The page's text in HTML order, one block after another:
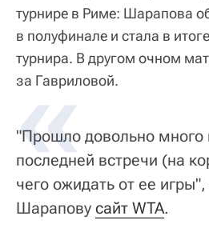
турнире в Риме: Шарапова
в полуфинале и стала в
турнира. В другом очном
за Гавриловой.
"Прошло довольно
последней встречи (на
чего ожидать от ее
Шарапову сайт WTA.